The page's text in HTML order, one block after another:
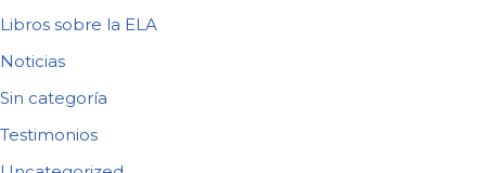
Libros sobre la ELA
Noticias
Sin categoría
Testimonios